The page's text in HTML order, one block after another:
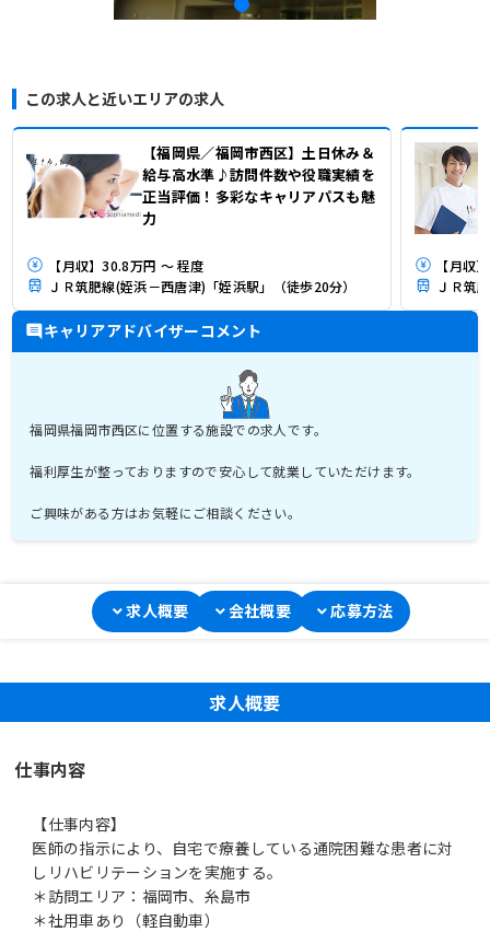
この求人と近いエリアの求人
【福岡県／福岡市西区】土日休み＆
給与高水準♪訪問件数や役職実績を
正当評価！多彩なキャリアパスも魅
力
【月収】30.8万円 ～ 程度
ＪＲ筑肥線(姪浜－西唐津)「姪浜駅」（徒歩20分）
ＪＲ筑
キャリアアドバイザーコメント
福岡県福岡市西区に位置する施設での求人です。
福利厚生が整っておりますので安心して就業していただけます。
ご興味がある方はお気軽にご相談ください。
求人概要 会社概要 応募方法
求人概要
仕事内容
【仕事内容】
医師の指示により、自宅で療養している通院困難な患者に対
しリハビリテーションを実施する。
＊訪問エリア：福岡市、糸島市
＊社用車あり（軽自動車）